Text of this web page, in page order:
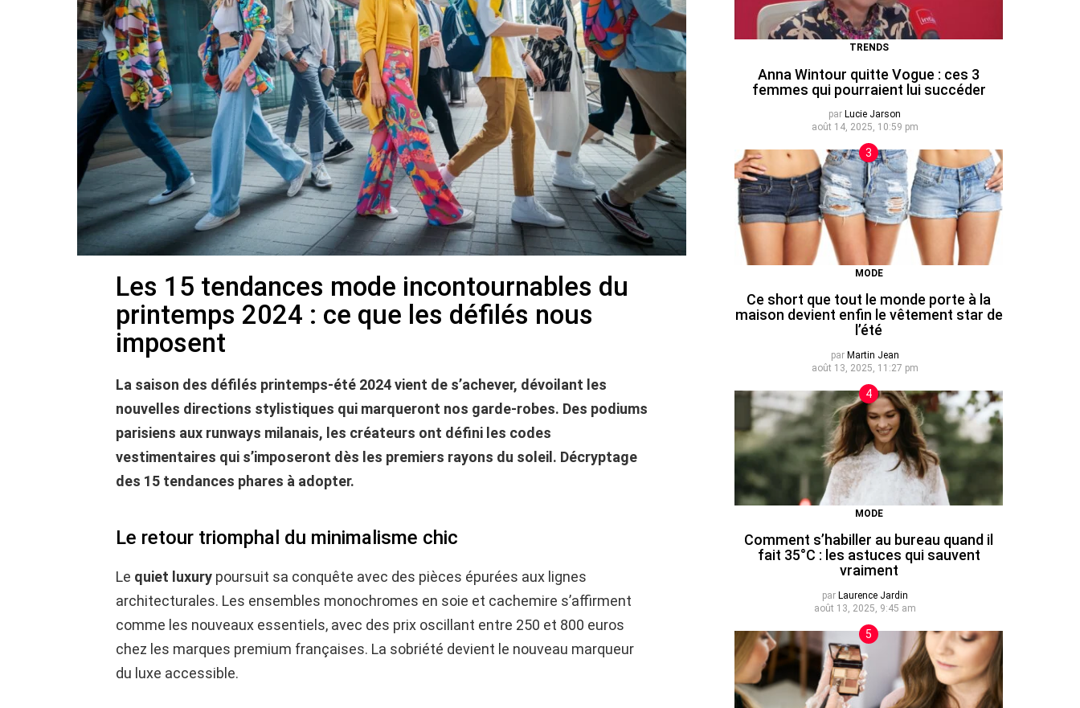
Les 15 tendances mode incontournables du
printemps 2024 : ce que les défilés nous
imposent
La saison des défilés printemps-été 2024 vient de s’achever, dévoilant les
nouvelles directions stylistiques qui marqueront nos garde-robes. Des podiums
parisiens aux runways milanais, les créateurs ont défini les codes
vestimentaires qui s’imposeront dès les premiers rayons du soleil. Décryptage
des 15 tendances phares à adopter.
Le retour triomphal du minimalisme chic
Le quiet luxury poursuit sa conquête avec des pièces épurées aux lignes
architecturales. Les ensembles monochromes en soie et cachemire s’affirment
comme les nouveaux essentiels, avec des prix oscillant entre 250 et 800 euros
chez les marques premium françaises. La sobriété devient le nouveau marqueur
du luxe accessible.
TRENDS
Anna Wintour quitte Vogue : ces 3
femmes qui pourraient lui succéder
par Lucie Jarson
août 14, 2025, 10:59 pm
MODE
Ce short que tout le monde porte à la
maison devient enfin le vêtement star de
l’été
par Martin Jean
août 13, 2025, 11:27 pm
MODE
Comment s’habiller au bureau quand il
fait 35°C : les astuces qui sauvent
vraiment
par Laurence Jardin
août 13, 2025, 9:45 am